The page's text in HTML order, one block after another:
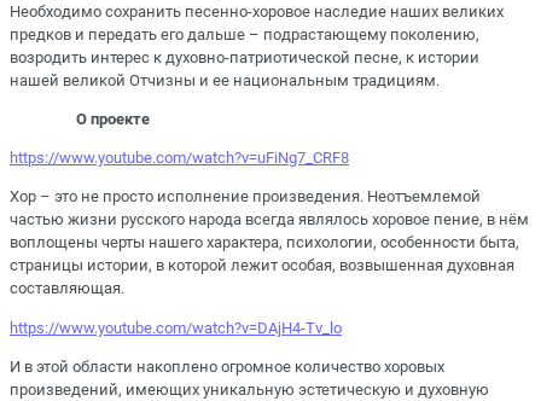
Необходимо сохранить песенно-хоровое наследие наших великих
предков и передать его дальше – подрастающему поколению,
возродить интерес к духовно-патриотической песне, к истории
нашей великой Отчизны и ее национальным традициям.
О проекте
https://www.youtube.com/watch?v=uFiNg7_CRF8
Хор – это не просто исполнение произведения. Неотъемлемой
частью жизни русского народа всегда являлось хоровое пение, в нём
воплощены черты нашего характера, психологии, особенности быта,
страницы истории, в которой лежит особая, возвышенная духовная
составляющая.
https://www.youtube.com/watch?v=DAjH4-Tv_lo
И в этой области накоплено огромное количество хоровых
произведений, имеющих уникальную эстетическую и духовную